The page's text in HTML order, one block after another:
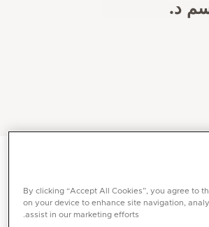
د.
By clicking “Accept All Cookies”, you agree to
on your device to enhance site navigation,
assist in our marketing efforts.